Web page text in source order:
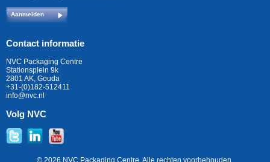
Aanmelden
Contact informatie
NVC Packaging Centre
Stationsplein 9k
2801 AK, Gouda
+31-(0)182-512411
info@nvc.nl
Volg NVC
© 2026 NVC Packaging Centre. Alle rechten voorbehouden.